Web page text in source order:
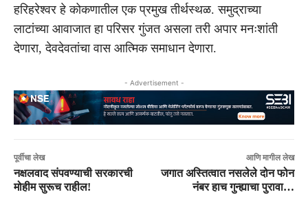
हरिहरेश्वर हे कोकणातील एक प्रमुख तीर्थस्थळ. समुद्राच्या
लाटांच्या आवाजात हा परिसर गुंजत असला तरी अपार मनःशांती
देणारा, देवदेवतांचा वास आत्मिक समाधान देणारा.
- Advertisement -
पूर्वीचा लेख
नक्षलवाद संपवण्याची सरकारची
मोहीम सुरूच राहील!
आणि मागील लेख
जगात अस्तित्वात नसलेले दोन फोन
नंबर हाच गुन्ह्याचा पुरावा…